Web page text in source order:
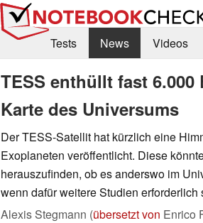
Tests
News Videos
TESS enthüllt fast
Karte des Universums
Der TESS-Satellit hat kürzlich eine
Exoplaneten veröffentlicht. Diese
herauszufinden, ob es anderswo im
wenn dafür weitere Studien erforderlich
Alexis Stegmann (übersetzt von Enrico